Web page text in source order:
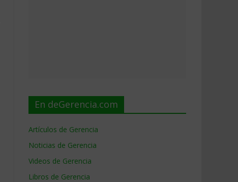
En deGerencia.com
Artículos de Gerencia
Noticias de Gerencia
Videos de Gerencia
Libros de Gerencia